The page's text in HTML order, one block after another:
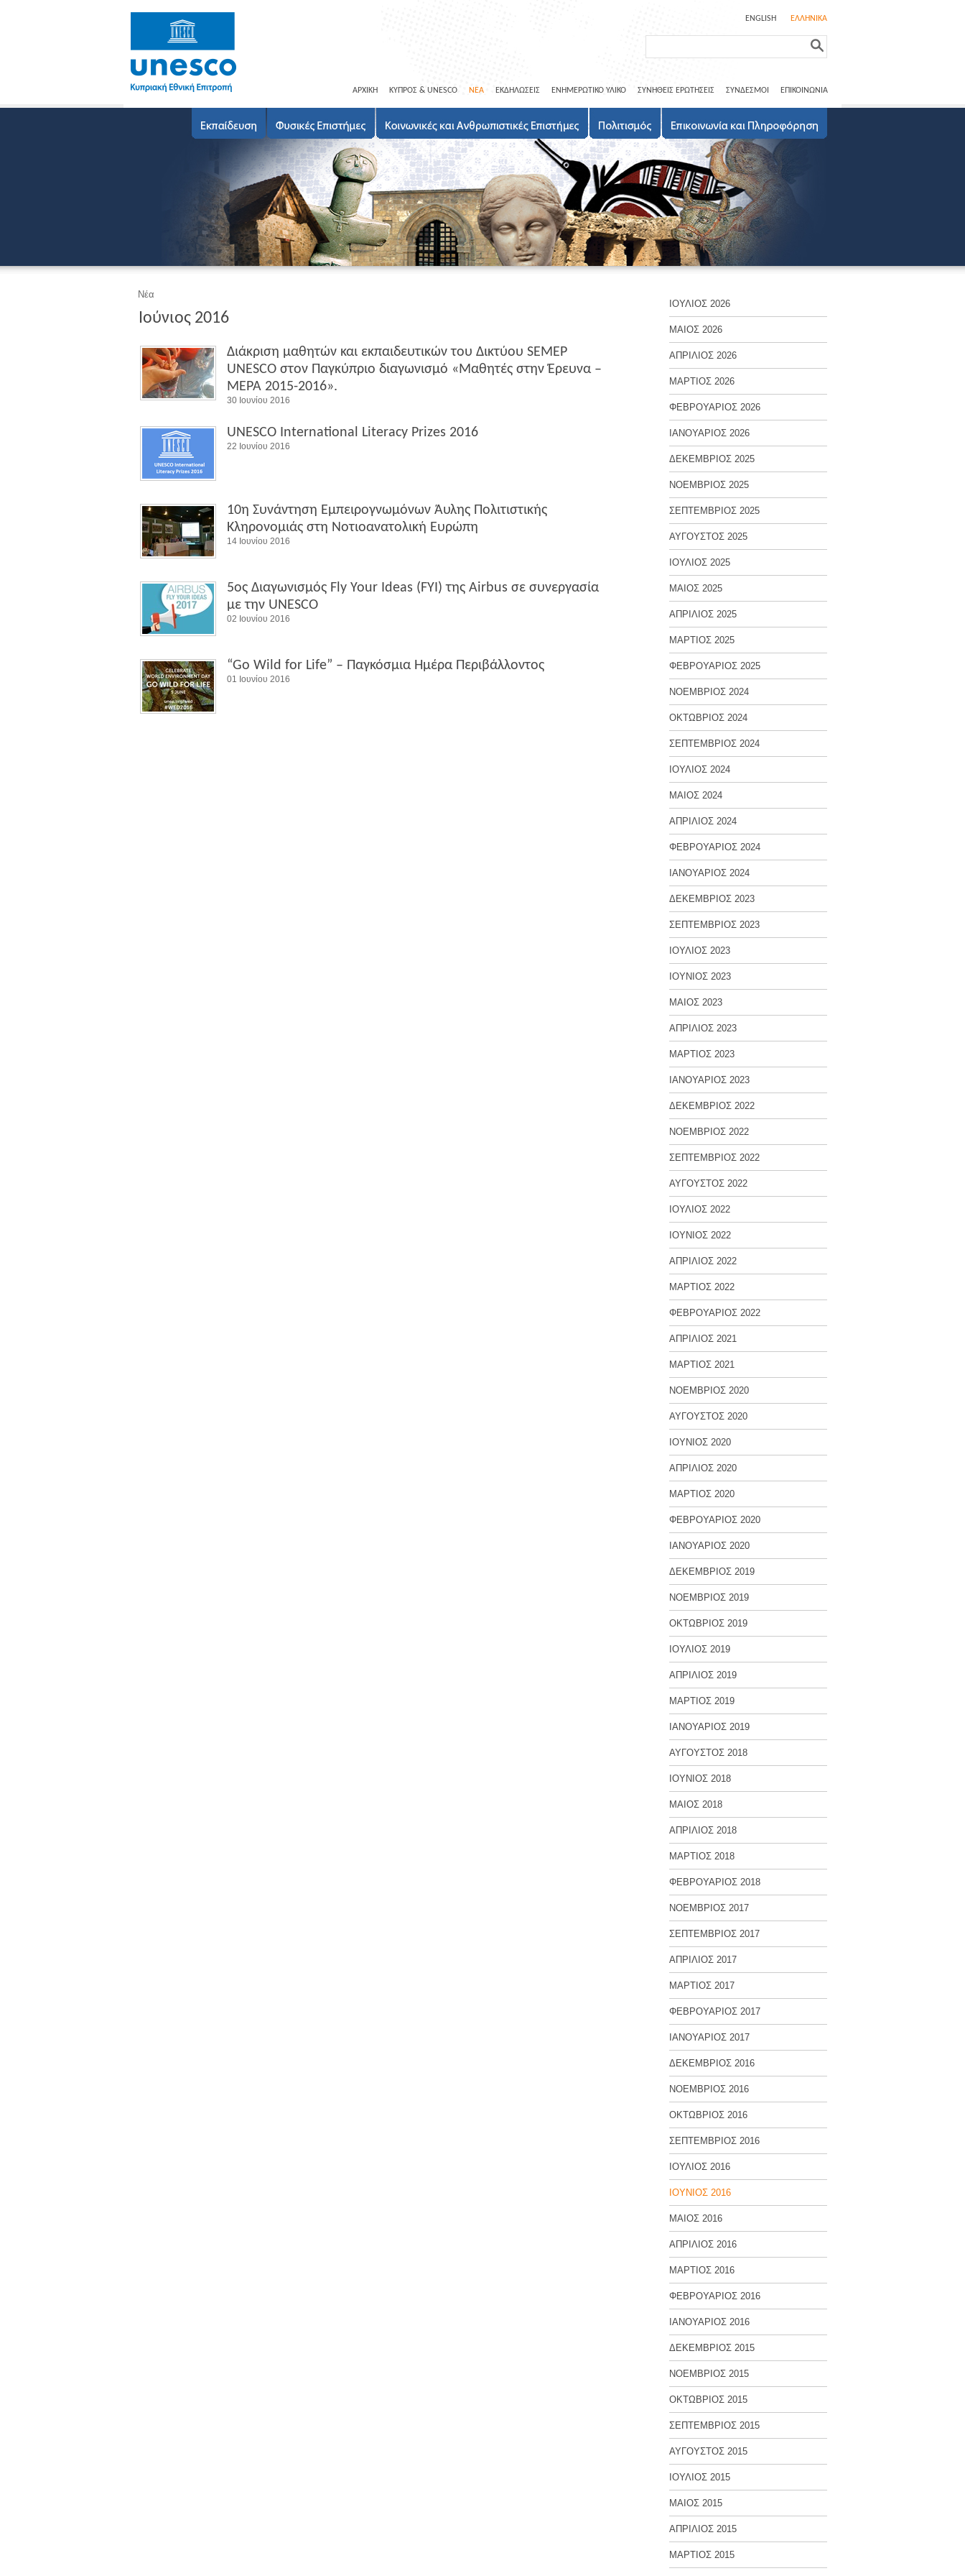
ENGLISH ΕΛΛΗΝΙΚΑ
ΑΡΧΙΚΗ ΚΥΠΡΟΣ & UNESCO ΝΕΑ ΕΚΔΗΛΩΣΕΙΣ ΕΝΗΜΕΡΩΤΙΚΟ ΥΛΙΚΟ ΣΥΝΗΘΕΙΣ ΕΡΩΤΗΣΕΙΣ ΣΥΝΔΕΣΜΟΙ ΕΠΙΚΟΙΝΩΝΙΑ
ΙΟΥΛΙΟΣ 2026
ΜΑΙΟΣ 2026
ΑΠΡΙΛΙΟΣ 2026
ΜΑΡΤΙΟΣ 2026
ΦΕΒΡΟΥΑΡΙΟΣ 2026
ΙΑΝΟΥΑΡΙΟΣ 2026
ΔΕΚΕΜΒΡΙΟΣ 2025
ΝΟΕΜΒΡΙΟΣ 2025
ΣΕΠΤΕΜΒΡΙΟΣ 2025
ΑΥΓΟΥΣΤΟΣ 2025
ΙΟΥΛΙΟΣ 2025
ΜΑΙΟΣ 2025
ΑΠΡΙΛΙΟΣ 2025
ΜΑΡΤΙΟΣ 2025
ΦΕΒΡΟΥΑΡΙΟΣ 2025
ΝΟΕΜΒΡΙΟΣ 2024
ΟΚΤΩΒΡΙΟΣ 2024
ΣΕΠΤΕΜΒΡΙΟΣ 2024
ΙΟΥΛΙΟΣ 2024
ΜΑΙΟΣ 2024
ΑΠΡΙΛΙΟΣ 2024
ΦΕΒΡΟΥΑΡΙΟΣ 2024
ΙΑΝΟΥΑΡΙΟΣ 2024
ΔΕΚΕΜΒΡΙΟΣ 2023
ΣΕΠΤΕΜΒΡΙΟΣ 2023
ΙΟΥΛΙΟΣ 2023
ΙΟΥΝΙΟΣ 2023
ΜΑΙΟΣ 2023
ΑΠΡΙΛΙΟΣ 2023
ΜΑΡΤΙΟΣ 2023
ΙΑΝΟΥΑΡΙΟΣ 2023
ΔΕΚΕΜΒΡΙΟΣ 2022
ΝΟΕΜΒΡΙΟΣ 2022
ΣΕΠΤΕΜΒΡΙΟΣ 2022
ΑΥΓΟΥΣΤΟΣ 2022
ΙΟΥΛΙΟΣ 2022
ΙΟΥΝΙΟΣ 2022
ΑΠΡΙΛΙΟΣ 2022
ΜΑΡΤΙΟΣ 2022
ΦΕΒΡΟΥΑΡΙΟΣ 2022
ΑΠΡΙΛΙΟΣ 2021
ΜΑΡΤΙΟΣ 2021
ΝΟΕΜΒΡΙΟΣ 2020
ΑΥΓΟΥΣΤΟΣ 2020
ΙΟΥΝΙΟΣ 2020
ΑΠΡΙΛΙΟΣ 2020
ΜΑΡΤΙΟΣ 2020
ΦΕΒΡΟΥΑΡΙΟΣ 2020
ΙΑΝΟΥΑΡΙΟΣ 2020
ΔΕΚΕΜΒΡΙΟΣ 2019
ΝΟΕΜΒΡΙΟΣ 2019
ΟΚΤΩΒΡΙΟΣ 2019
ΙΟΥΛΙΟΣ 2019
ΑΠΡΙΛΙΟΣ 2019
ΜΑΡΤΙΟΣ 2019
ΙΑΝΟΥΑΡΙΟΣ 2019
ΑΥΓΟΥΣΤΟΣ 2018
ΙΟΥΝΙΟΣ 2018
ΜΑΙΟΣ 2018
ΑΠΡΙΛΙΟΣ 2018
ΜΑΡΤΙΟΣ 2018
ΦΕΒΡΟΥΑΡΙΟΣ 2018
ΝΟΕΜΒΡΙΟΣ 2017
ΣΕΠΤΕΜΒΡΙΟΣ 2017
ΑΠΡΙΛΙΟΣ 2017
ΜΑΡΤΙΟΣ 2017
ΦΕΒΡΟΥΑΡΙΟΣ 2017
ΙΑΝΟΥΑΡΙΟΣ 2017
ΔΕΚΕΜΒΡΙΟΣ 2016
ΝΟΕΜΒΡΙΟΣ 2016
ΟΚΤΩΒΡΙΟΣ 2016
ΣΕΠΤΕΜΒΡΙΟΣ 2016
ΙΟΥΛΙΟΣ 2016
ΙΟΥΝΙΟΣ 2016
ΜΑΙΟΣ 2016
ΑΠΡΙΛΙΟΣ 2016
ΜΑΡΤΙΟΣ 2016
ΦΕΒΡΟΥΑΡΙΟΣ 2016
ΙΑΝΟΥΑΡΙΟΣ 2016
ΔΕΚΕΜΒΡΙΟΣ 2015
ΝΟΕΜΒΡΙΟΣ 2015
ΟΚΤΩΒΡΙΟΣ 2015
ΣΕΠΤΕΜΒΡΙΟΣ 2015
ΑΥΓΟΥΣΤΟΣ 2015
ΙΟΥΛΙΟΣ 2015
ΜΑΙΟΣ 2015
ΑΠΡΙΛΙΟΣ 2015
ΜΑΡΤΙΟΣ 2015
Νέα
Ιούνιος 2016
Διάκριση μαθητών και εκπαιδευτικών του Δικτύου SEMEP
UNESCO στον Παγκύπριο διαγωνισμό «Μαθητές στην Έρευνα –
ΜΕΡΑ 2015-2016».
30 Ιουνίου 2016
UNESCO International Literacy Prizes 2016
22 Ιουνίου 2016
10η Συνάντηση Εμπειρογνωμόνων Άυλης Πολιτιστικής
Κληρονομιάς στη Νοτιοανατολική Ευρώπη
14 Ιουνίου 2016
5ος Διαγωνισμός Fly Your Ideas (FYI) της Airbus σε συνεργασία
με την UNESCO
02 Ιουνίου 2016
“Go Wild for Life” – Παγκόσμια Ημέρα Περιβάλλοντος
01 Ιουνίου 2016